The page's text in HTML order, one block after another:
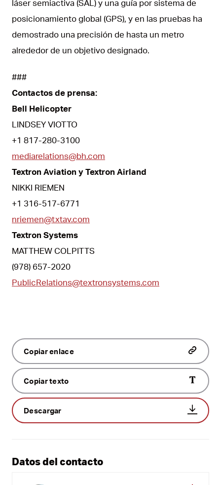
láser semiactiva (SAL) y una guía por sistema de
posicionamiento global (GPS), y en las pruebas ha
demostrado una precisión de hasta un metro
alrededor de un objetivo designado.
###
Contactos de prensa:
Bell Helicopter
LINDSEY VIOTTO
+1 817-280-3100
mediarelations@bh.com
Textron Aviation y Textron Airland
NIKKI RIEMEN
+1 316-517-6771
nriemen@txtav.com
Textron Systems
MATTHEW COLPITTS
(978) 657-2020
PublicRelations@textronsystems.com
Copiar enlace
Copiar texto
Descargar
Datos del contacto